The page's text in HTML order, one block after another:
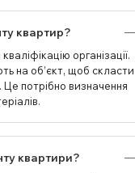
квартир?
організації.
на об’єкт, щоб скласти
потрібно визначення
квартири?